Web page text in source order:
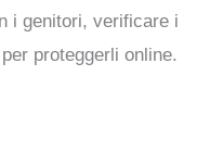
i genitori, verificare i
proteggerli online.